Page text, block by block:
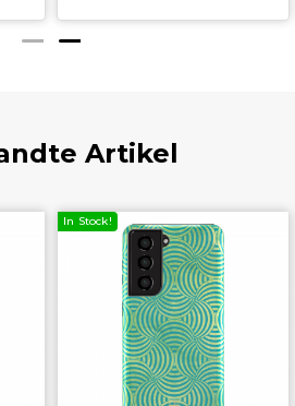
Artikel
In Stock!